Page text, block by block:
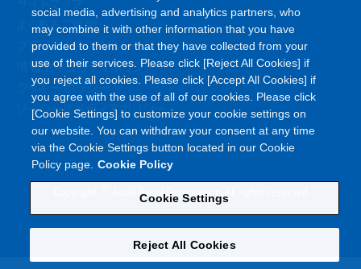
よくあるご質問
プライバシーポリシー
情報セキュリティポリシー
クッキーポリシー
ソーシャルメディアポリシー
Asahi Kasei Corporation. All rights reserved
social media, advertising and analytics partners, who
may combine it with other information that you have
provided to them or that they have collected from your
use of their services. Please click [Reject All Cookies] if
you reject all cookies. Please click [Accept All Cookies] if
you agree with the use of all of our cookies. Please click
[Cookie Settings] to customize your cookie settings on
our website. You can withdraw your consent at any time
via the Cookie Settings button located in our Cookie
Policy page. Cookie Policy
Cookie Settings
Reject All Cookies